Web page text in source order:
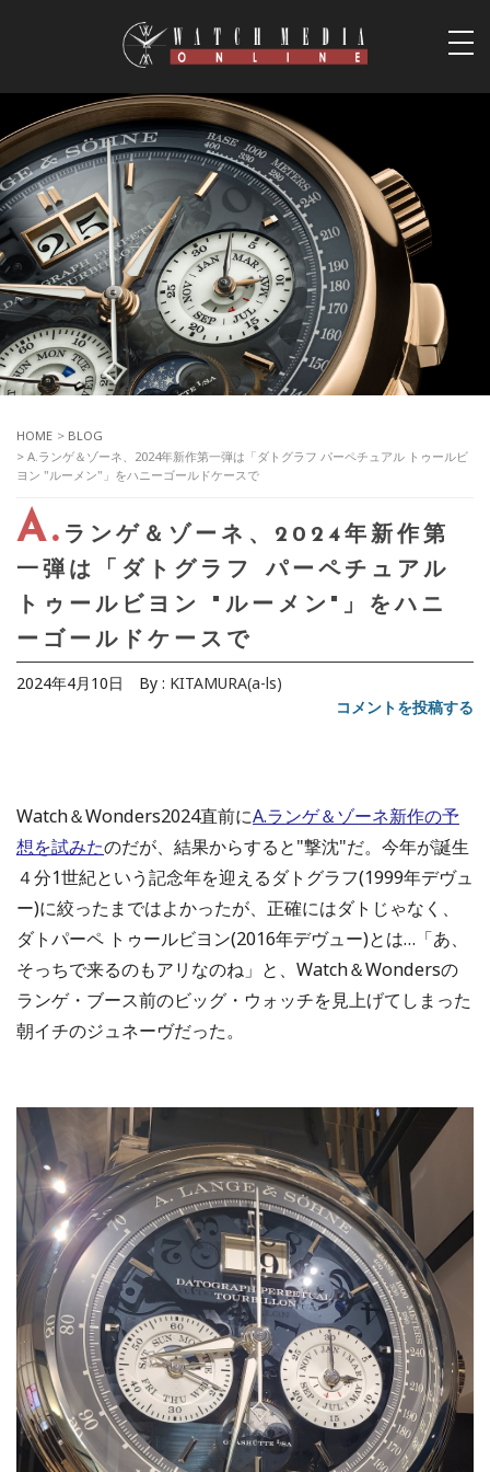
HOME > BLOG
> A.ランゲ＆ゾーネ、2024年新作第一弾は「ダトグラフ パーペチュアル トゥールビ
ヨン "ルーメン"」をハニーゴールドケースで
A. ランゲ＆ゾーネ、2024年新作第
一弾は「ダトグラフ パーペチュアル
トゥールビヨン "ルーメン"」をハニ
ーゴールドケースで
2024年4月10日 By : KITAMURA(a-ls)
コメントを投稿する
Watch＆Wonders2024直前にA.ランゲ＆ゾーネ新作の予
想を試みたのだが、結果からすると"撃沈"だ。今年が誕生
４分1世紀という記念年を迎えるダトグラフ(1999年デヴュ
ー)に絞ったまではよかったが、正確にはダトじゃなく、
ダトパーペ トゥールビヨン(2016年デヴュー)とは…「あ、
そっちで来るのもアリなのね」と、Watch＆Wondersの
ランゲ・ブース前のビッグ・ウォッチを見上げてしまった
朝イチのジュネーヴだった。